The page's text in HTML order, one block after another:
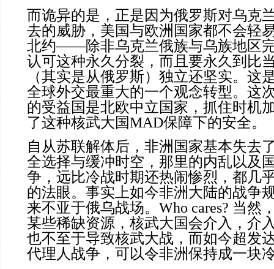
而诡异的是，正是因为俄罗斯对乌克
去的威胁，美国与欧洲国家都不会轻
北约——除非乌克兰俄族与乌族地区
认可这种永久分裂，而且要永久到比
（其实是从俄罗斯）独立还坚实。这
全球外交最重大的一个观念转型。这
的受益国是北欧中立国家，抓住时机
了这种核武大国MAD保障下的安全。
自从苏联解体后，非洲国家基本失去
全选择与缓冲时空，那里的内乱以及
争，远比冷战时期还热闹惨烈，都几
的法眼。事实上如今非洲大陆的战争
来不亚于俄乌战场。Who cares? 当然
某些稀缺资源，核武大国会介入，介
也不至于导致核武大战，而如今超发
代理人战争，可以令非洲保持成一块